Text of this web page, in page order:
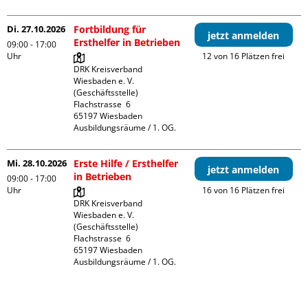
Di. 27.10.2026
09:00 - 17:00
Uhr
Fortbildung für
Ersthelfer in Betrieben
DRK Kreisverband
Wiesbaden e. V.
(Geschäftsstelle)
Flachstrasse  6
65197 Wiesbaden
Ausbildungsräume / 1. OG.
jetzt anmelden
12 von 16 Plätzen frei
Mi. 28.10.2026
09:00 - 17:00
Uhr
Erste Hilfe / Ersthelfer
in Betrieben
DRK Kreisverband
Wiesbaden e. V.
(Geschäftsstelle)
Flachstrasse  6
65197 Wiesbaden
Ausbildungsräume / 1. OG.
jetzt anmelden
16 von 16 Plätzen frei